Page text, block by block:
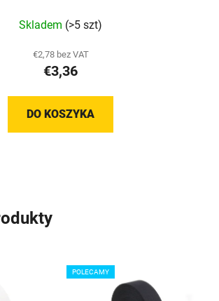
ocena
produktu
wynosi
na
Skladem (>5 szt)
€2,78 bez VAT
€3,36
DO KOSZYKA
POLECAMY